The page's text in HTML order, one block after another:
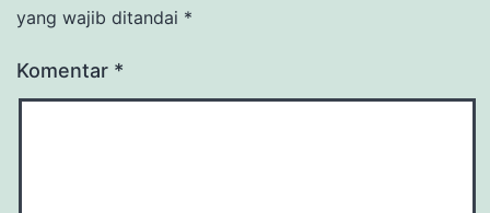
yang wajib ditandai *
Komentar *